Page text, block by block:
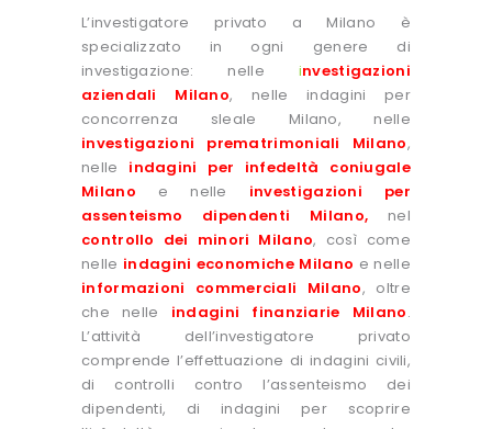
L’investigatore privato a Milano è
specializzato in ogni genere di
investigazione: nelle investigazioni
aziendali Milano, nelle indagini per
concorrenza sleale Milano, nelle
investigazioni prematrimoniali Milano,
nelle
indagini per infedeltà coniugale
Milano e nelle investigazioni per
assenteismo dipendenti Milano, nel
controllo dei minori Milano, così come
nelle indagini economiche Milano e nelle
informazioni commerciali Milano, oltre
che nelle indagini finanziarie Milano.
L’attività dell’investigatore privato
comprende l’effettuazione di indagini civili,
di controlli contro l’assenteismo dei
dipendenti, di indagini per scoprire